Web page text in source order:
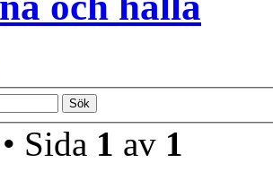
Sida 1 av 1